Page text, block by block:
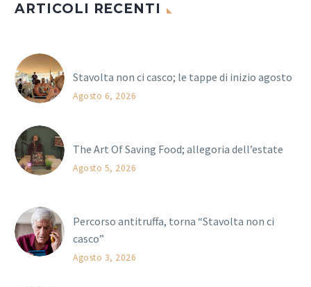
ARTICOLI RECENTI
Stavolta non ci casco; le tappe di inizio agosto
Agosto 6, 2026
The Art Of Saving Food; allegoria dell’estate
Agosto 5, 2026
Percorso antitruffa, torna “Stavolta non ci
casco”
Agosto 3, 2026